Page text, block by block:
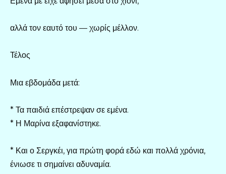
αλλά τον εαυτό του — χωρίς μέλλον.
Τέλος
Μια εβδομάδα μετά:
* Τα παιδιά επέστρεψαν σε εμένα.
* Η Μαρίνα εξαφανίστηκε.
* Και ο Σεργκέι, για πρώτη φορά εδώ και πολλά χρόνια,
ένιωσε τι σημαίνει αδυναμία.